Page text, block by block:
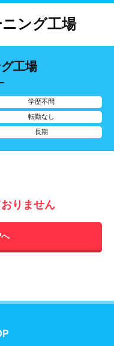
ング工場
工場
学歴不問
転勤なし
長期
りません